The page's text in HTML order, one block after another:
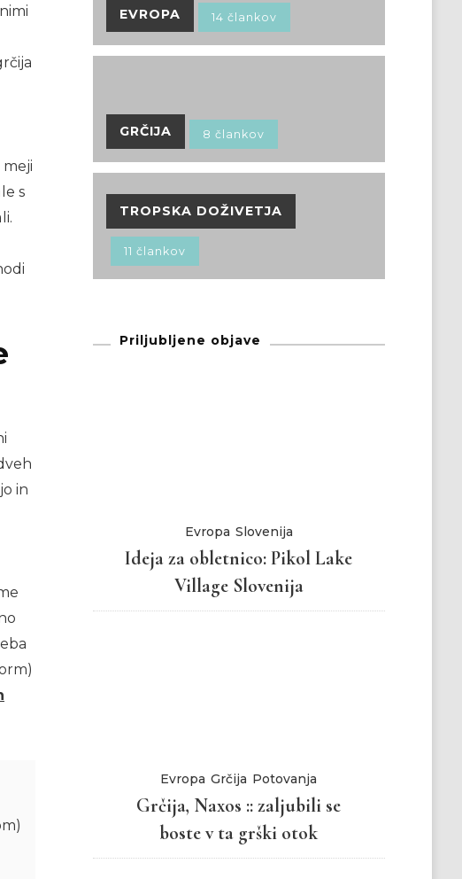
s
in
EVROPA 14 člankov
GRČIJA 8 člankov
TROPSKA DOŽIVETJA
11 člankov
Priljubljene objave
Evropa Slovenija
Ideja za obletnico: Pikol Lake
Village Slovenija
Evropa Grčija Potovanja
Grčija, Naxos :: zaljubili se
boste v ta grški otok